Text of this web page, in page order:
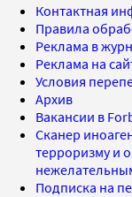
Контактная
Правила
Реклама в
Реклама на
Условия
Архив
Вакансии в
Сканер
терроризму и
Подписка на